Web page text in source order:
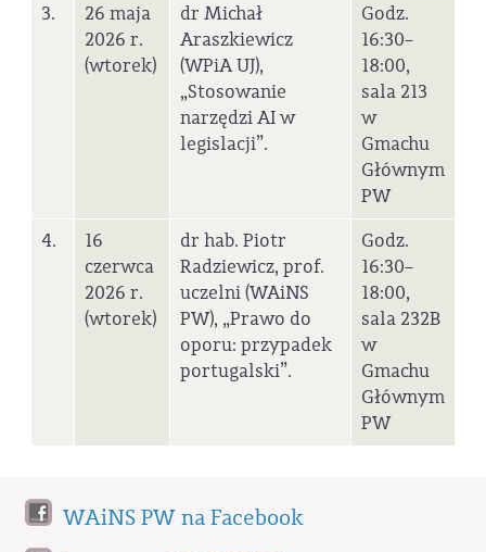
3.
26 maja
2026 r.
(wtorek)
dr Michał
Araszkiewicz
(WPiA UJ),
„Stosowanie
narzędzi AI w
legislacji”.
Godz.
16:30–
18:00,
sala 213
w
Gmachu
Głównym
PW
4.
16
czerwca
2026 r.
(wtorek)
dr hab. Piotr
Radziewicz, prof.
uczelni (WAiNS
PW), „Prawo do
oporu: przypadek
portugalski”.
Godz.
16:30–
18:00,
sala 232B
w
Gmachu
Głównym
PW
WAiNS PW na Facebook